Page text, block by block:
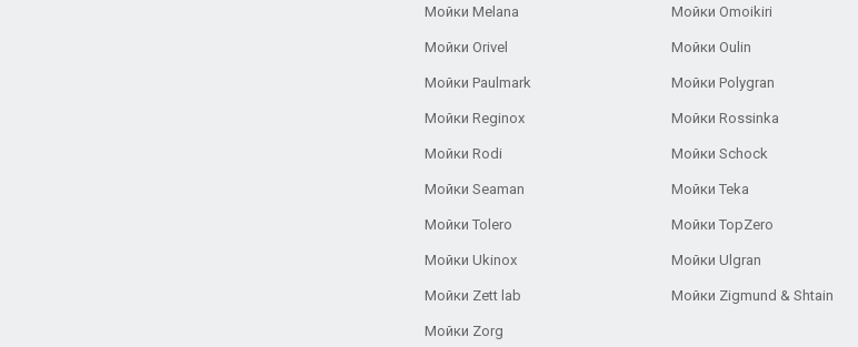
Мойки Melana Мойки Omoikiri
Мойки Orivel Мойки Oulin
Мойки Paulmark Мойки Polygran
Мойки Reginox Мойки Rossinka
Мойки Rodi Мойки Schock
Мойки Seaman Мойки Teka
Мойки Tolero Мойки TopZero
Мойки Ukinox Мойки Ulgran
Мойки Zett lab Мойки Zigmund & Shtain
Мойки Zorg